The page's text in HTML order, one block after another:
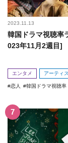
2023.11.13
韓国ドラマ視聴率
023年11月2週目]
エンタメ アーティ
恋人 韓国ドラマ視聴率